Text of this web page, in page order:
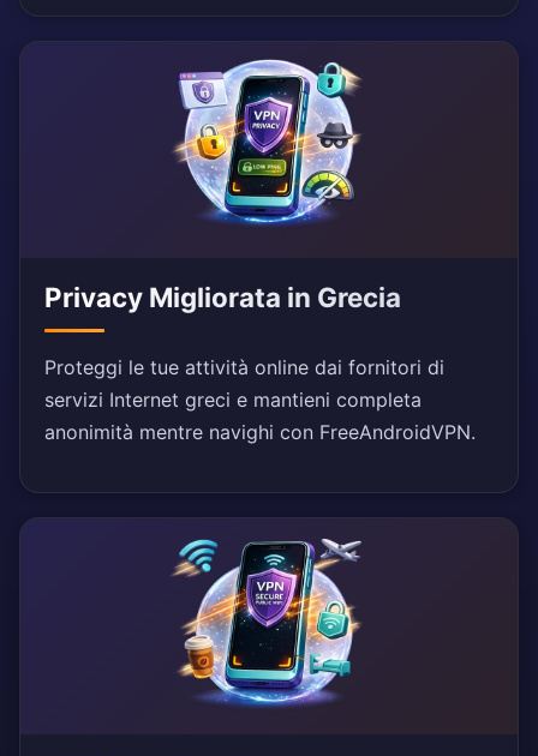
Privacy Migliorata in Grecia
Proteggi le tue attività online dai fornitori di
servizi Internet greci e mantieni completa
anonimità mentre navighi con FreeAndroidVPN.